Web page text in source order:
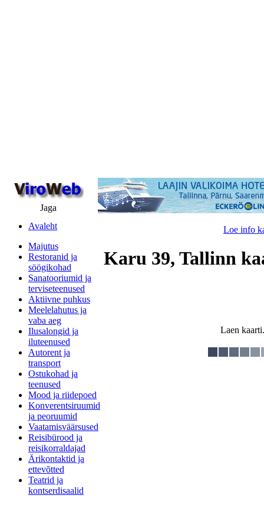
Jaga
Avaleht
Majutus
Restoranid ja
söögikohad
Sanatooriumid ja
terviseteenused
Aktiivne puhkus
Meelelahutus ja
vaba aeg
Ilusalongid ja
iluteenused
Autorent ja
transport
Ostukohad ja
teenused
Mood ja riidepoed
Konverentsiruumid
ja peoruumid
Vaatamisväärsused
Reisibürood ja
reisikorraldajad
Ärikontaktid ja
ettevõtted
Teatrid ja
kontserdisaalid
Loe info
Karu 39, Tallinn
Laen